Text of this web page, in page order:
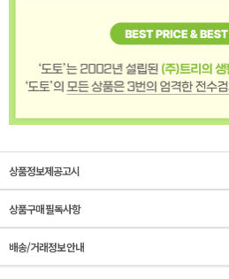
상품정보제공고시
상품구매 필독사항
배송/거래정보 안내